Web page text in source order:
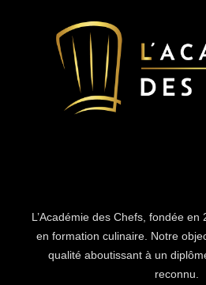
L’Académie des Chefs, fondée
en formation culinaire. Notre
qualité aboutissant à un
reconnu.